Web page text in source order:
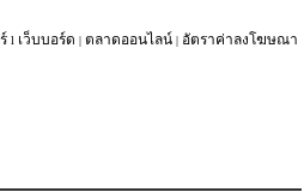
l เว็บบอร์ด | ตลาดออนไลน์ | อัตราค่าลงโฆษณา